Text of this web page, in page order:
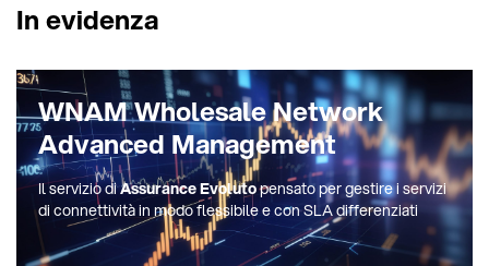
In evidenza
WNAM Wholesale Network
Advanced Management
Il servizio diAssurance Evolutopensato per gestire i servizi
di connettività in modo flessibile e con SLA differenziati